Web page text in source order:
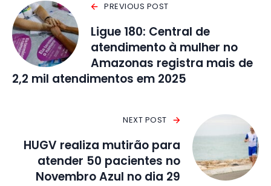
PREVIOUS POST
Ligue 180: Central de
atendimento à mulher no
Amazonas registra mais de
2,2 mil atendimentos em 2025
NEXT POST
HUGV realiza mutirão para
atender 50 pacientes no
Novembro Azul no dia 29